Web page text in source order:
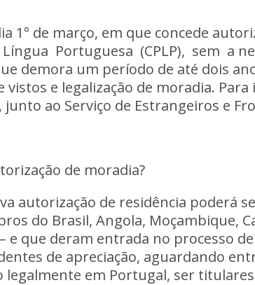
1° de março, em que concede
Língua Portuguesa (CPLP), sem a
demora um período de até dois
vistos e legalização de moradia. Para
junto ao Serviço de Estrangeiros e
de moradia?
autorização de residência poderá
do Brasil, Angola, Moçambique,
– e que deram entrada no processo de
de apreciação, aguardando
legalmente em Portugal, ser titulares